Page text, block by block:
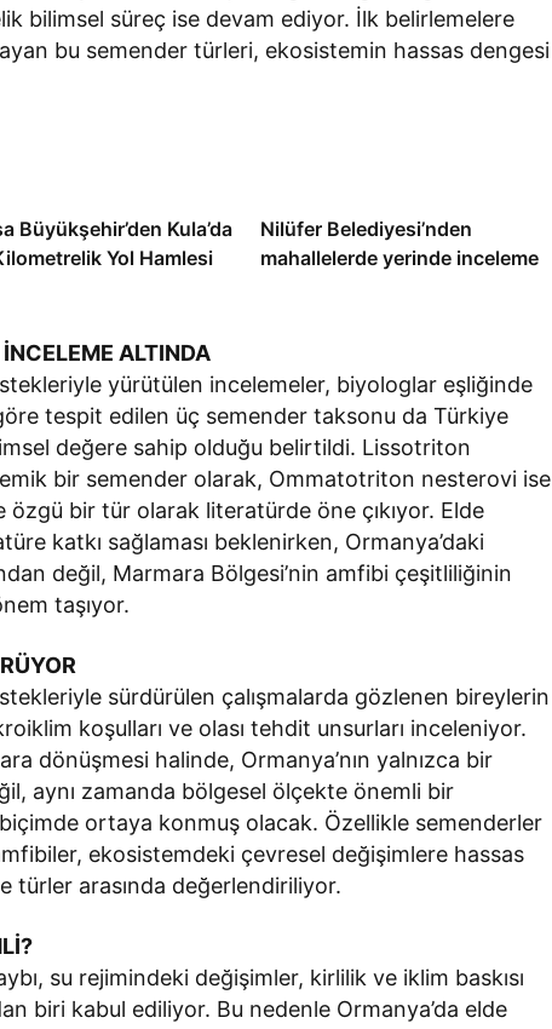
bilimsel süreç ise devam ediyor. İlk belirlemelere
bu semender türleri, ekosistemin hassas dengesi
Büyükşehir’den Kula’da
Yol Hamlesi
Nilüfer Belediyesi’nden
mahallelerde yerinde inceleme
ALTINDA
yürütülen incelemeler, biyologlar eşliğinde
tespit edilen üç semender taksonu da Türkiye
değere sahip olduğu belirtildi. Lissotriton
bir semender olarak, Ommatotriton nesterovi ise
özgü bir tür olarak literatürde öne çıkıyor. Elde
katkı sağlaması beklenirken, Ormanya’daki
değil, Marmara Bölgesi’nin amfibi çeşitliliğinin
taşıyor.
sürdürülen çalışmalarda gözlenen bireylerin
koşulları ve olası tehdit unsurları inceleniyor.
dönüşmesi halinde, Ormanya’nın yalnızca bir
aynı zamanda bölgesel ölçekte önemli bir
ortaya konmuş olacak. Özellikle semenderler
ekosistemdeki çevresel değişimlere hassas
arasında değerlendiriliyor.
su rejimindeki değişimler, kirlilik ve iklim baskısı
biri kabul ediliyor. Bu nedenle Ormanya’da elde